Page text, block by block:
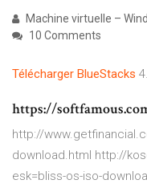
Machine virtuelle –
10 Comments
Télécharger BlueStacks
https://
http://
download.html http://
esk=bliss-os-iso-